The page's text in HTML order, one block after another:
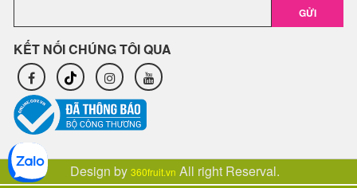
GỬI
KẾT NỐI CHÚNG TÔI QUA
Design by 360fruit.vn All right Reserval.